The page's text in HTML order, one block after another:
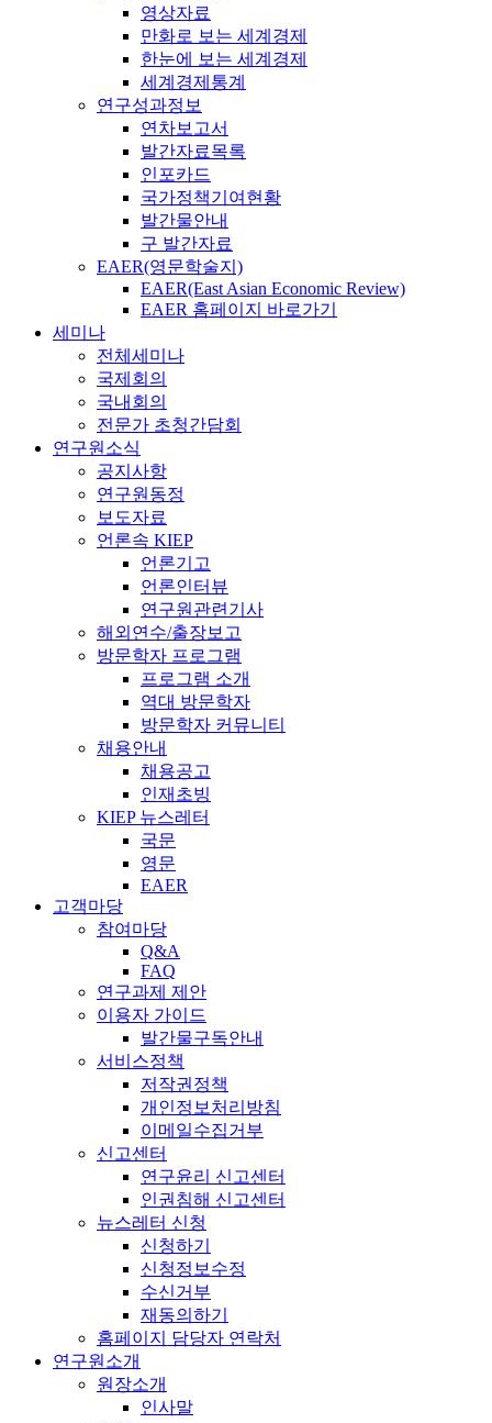
영상자료
만화로 보는 세계경제
한눈에 보는 세계경제
세계경제통계
연구성과정보
연차보고서
발간자료목록
인포카드
국가정책기여현황
발간물안내
구 발간자료
EAER(영문학술지)
EAER(East Asian Economic Review)
EAER 홈페이지 바로가기
세미나
전체세미나
국제회의
국내회의
전문가 초청간담회
연구원소식
공지사항
연구원동정
보도자료
언론속 KIEP
언론기고
언론인터뷰
연구원관련기사
해외연수/출장보고
방문학자 프로그램
프로그램 소개
역대 방문학자
방문학자 커뮤니티
채용안내
채용공고
인재초빙
KIEP 뉴스레터
국문
영문
EAER
고객마당
참여마당
Q&A
FAQ
연구과제 제안
이용자 가이드
발간물구독안내
서비스정책
저작권정책
개인정보처리방침
이메일수집거부
신고센터
연구윤리 신고센터
인권침해 신고센터
뉴스레터 신청
신청하기
신청정보수정
수신거부
재동의하기
홈페이지 담당자 연락처
연구원소개
원장소개
인사말